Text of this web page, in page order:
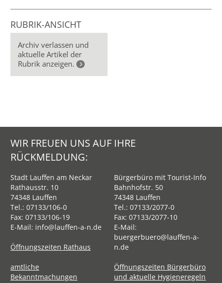
RUBRIK-ANSICHT
Archiv verlassen und
aktuelle Artikel der
Rubrik anzeigen.
WIR FREUEN UNS AUF IHRE
RÜCKMELDUNG:
Stadt Lauffen am Neckar
Rathausstr. 10
74348 Lauffen
Tel.: 07133/106-0
Fax: 07133/106-19
E-Mail: info@lauffen-a-n.de
Öffnungszeiten Rathaus
amtliche
Bekanntmachungen
Bürgerbüro mit Tourist-Info
Bahnhofstr. 50
74348 Lauffen
Tel.:07133/2077-0
Fax: 07133/2077-10
E-Mail:
buergerbuero@lauffen-a-
n.de
Öffnungszeiten Bürgerbüro
und aktuelle Hygieneregeln